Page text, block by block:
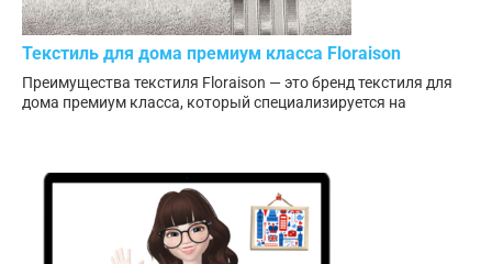
Текстиль для дома премиум класса Floraison
Преимущества текстиля Floraison — это бренд текстиля для
дома премиум класса, который специализируется на